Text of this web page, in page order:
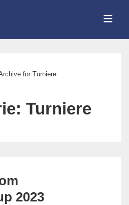
for Turniere
Turniere
2023